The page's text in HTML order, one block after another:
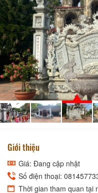
NGHÈ -
Giới thiệu
Giá: Đang cập nhật
Số điện thoại:
Thời gian tham quan tại